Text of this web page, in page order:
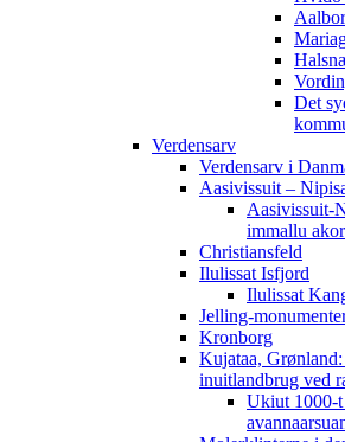
Det
Verdensarv
Verdensarv i
Aasivissuit –
Aasivissuit-
immallu
Christiansfeld
Ilulissat Isfjord
Ilulissat
Jelling-
Kronborg
Kujataa,
inuitlandbrug ved
Ukiut 1000-t